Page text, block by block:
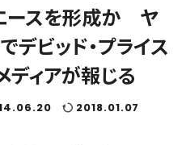
ースを形成か ヤ
デビッド・プライス
ィアが報じる
2018.01.07